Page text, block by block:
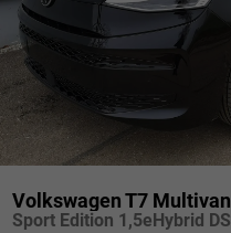
Volkswagen T7 Multivan